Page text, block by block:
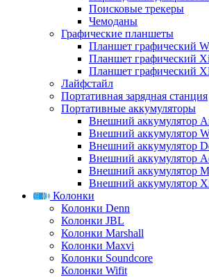
Поисковые трекеры
Чемоданы
Графические планшеты
Планшет графический
Планшет графический
Планшет графический
Лайфстайл
Портативная зарядная станция
Портативные аккумуляторы
Внешний аккумулятор
Внешний аккумулятор
Внешний аккумулятор
Внешний аккумулятор
Внешний аккумулятор
Внешний аккумулятор
Колонки
Колонки Denn
Колонки JBL
Колонки Marshall
Колонки Maxvi
Колонки Soundcore
Колонки Wifit